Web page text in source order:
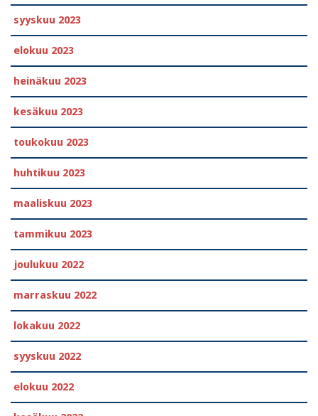
syyskuu 2023
elokuu 2023
heinäkuu 2023
kesäkuu 2023
toukokuu 2023
huhtikuu 2023
maaliskuu 2023
tammikuu 2023
joulukuu 2022
marraskuu 2022
lokakuu 2022
syyskuu 2022
elokuu 2022